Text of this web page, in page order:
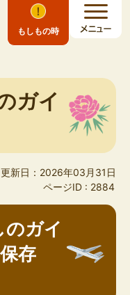
もしもの時
ガイ
更新日：2026年03月31日
ページID : 2884
のガイ
存